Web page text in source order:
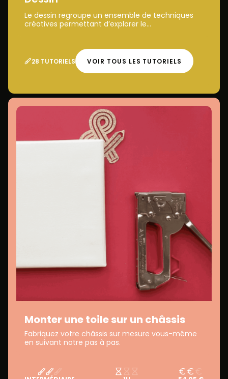
Le dessin regroupe un ensemble de techniques
créatives permettant d’explorer le...
28 TUTORIELS VOIR TOUS LES TUTORIELS
Monter une toile sur un châssis
Fabriquez votre châssis sur mesure vous-même
en suivant notre pas à pas.